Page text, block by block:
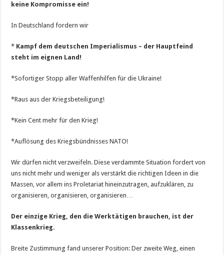
keine Kompromisse ein!
In Deutschland fordern wir
* Kampf dem deutschen Imperialismus – der Hauptfeind
steht im eignen Land!
*Sofortiger Stopp aller Waffenhilfen für die Ukraine!
*Raus aus der Kriegsbeteiligung!
*Kein Cent mehr für den Krieg!
*Auflösung des Kriegsbündnisses NATO!
Wir dürfen nicht verzweifeln. Diese verdammte Situation fordert von
uns nicht mehr und weniger als verstärkt die richtigen Ideen in die
Massen, vor allem ins Proletariat hineinzutragen, aufzuklären, zu
organisieren, organisieren, organisieren…
Der einzige Krieg, den die Werktätigen brauchen, ist der
Klassenkrieg.
Breite Zustimmung fand unserer Position: Der zweite Weg, einen